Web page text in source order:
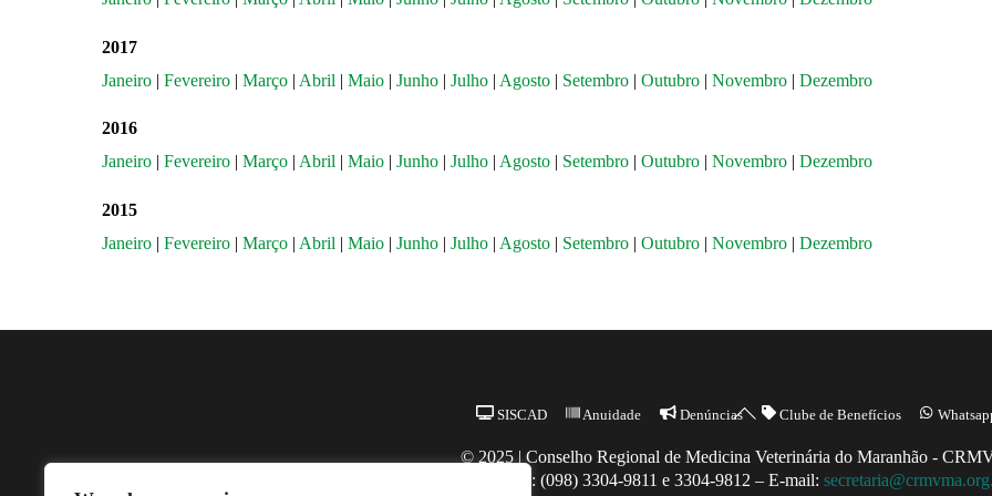
2017
Janeiro | Fevereiro | Março | Abril | Maio | Junho | Julho | Agosto | Setembro | Outubro | Novembro | Dezembro
2016
Janeiro | Fevereiro | Março | Abril | Maio | Junho | Julho | Agosto | Setembro | Outubro | Novembro | Dezembro
2015
Janeiro | Fevereiro | Março | Abril | Maio | Junho | Julho | Agosto | Setembro | Outubro | Novembro | Dezembro
Back
Top
SISCAD Anuidade Denúncias Clube de Benefícios
© 2025 | Conselho Regional de Medicina Veterinária do Maranhão -
Contato: (098) 3304-9811 e 3304-9812 – E-mail: